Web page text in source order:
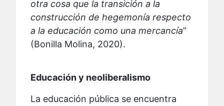
otra cosa que la transición a la
construcción de hegemonía respecto
a la educación como una mercancía”
(Bonilla Molina, 2020).
Educación y neoliberalismo
La educación pública se encuentra